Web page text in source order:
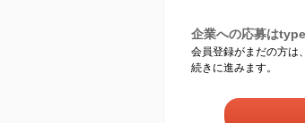
企業への応募は
会員登録がまだの方は
続きに進みます。